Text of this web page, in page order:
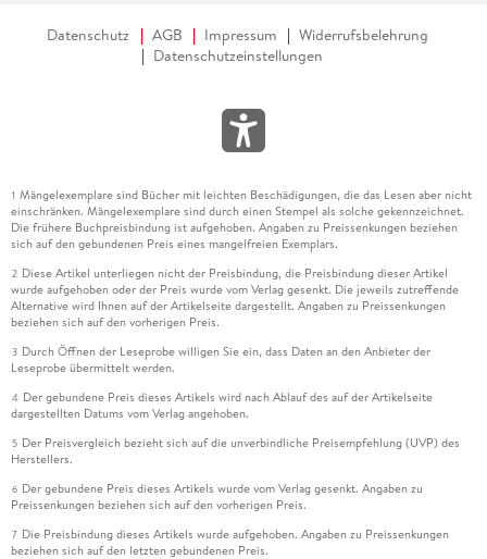
Datenschutz AGB Impressum
Widerrufsbelehrung
Datenschutzeinstellungen
1 Mängelexemplare sind Bücher mit leichten Beschädigungen, die das Lesen aber nicht
einschränken. Mängelexemplare sind durch einen Stempel als solche gekennzeichnet.
Die frühere Buchpreisbindung ist aufgehoben. Angaben zu Preissenkungen beziehen
sich auf den gebundenen Preis eines mangelfreien Exemplars.
2 Diese Artikel unterliegen nicht der Preisbindung, die Preisbindung dieser Artikel
wurde aufgehoben oder der Preis wurde vom Verlag gesenkt. Die jeweils zutreffende
Alternative wird Ihnen auf der Artikelseite dargestellt. Angaben zu Preissenkungen
beziehen sich auf den vorherigen Preis.
3 Durch Öffnen der Leseprobe willigen Sie ein, dass Daten an den Anbieter der
Leseprobe übermittelt werden.
4 Der gebundene Preis dieses Artikels wird nach Ablauf des auf der Artikelseite
dargestellten Datums vom Verlag angehoben.
5 Der Preisvergleich bezieht sich auf die unverbindliche Preisempfehlung (UVP) des
Herstellers.
6 Der gebundene Preis dieses Artikels wurde vom Verlag gesenkt. Angaben zu
Preissenkungen beziehen sich auf den vorherigen Preis.
7 Die Preisbindung dieses Artikels wurde aufgehoben. Angaben zu Preissenkungen
beziehen sich auf den letzten gebundenen Preis.